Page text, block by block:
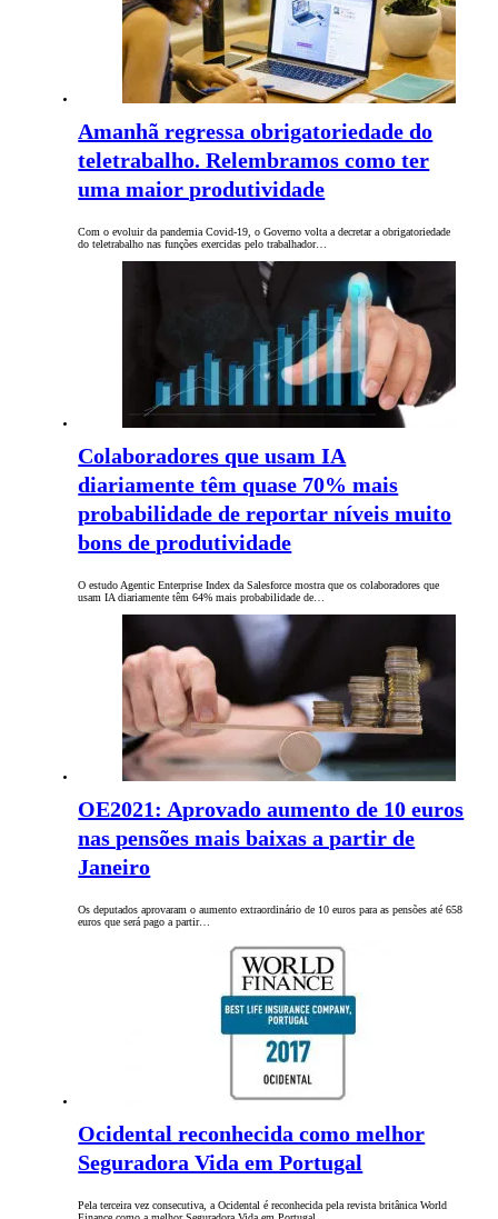
Amanhã regressa obrigatoriedade do
teletrabalho. Relembramos como ter
uma maior produtividade
Com o evoluir da pandemia Covid-19, o Governo volta a decretar a obrigatoriedade
do teletrabalho nas funções exercidas pelo trabalhador…
Colaboradores que usam IA
diariamente têm quase 70% mais
probabilidade de reportar níveis muito
bons de produtividade
O estudo Agentic Enterprise Index da Salesforce mostra que os colaboradores que
usam IA diariamente têm 64% mais probabilidade de…
OE2021: Aprovado aumento de 10 euros
nas pensões mais baixas a partir de
Janeiro
Os deputados aprovaram o aumento extraordinário de 10 euros para as pensões até 658
euros que será pago a partir…
Ocidental reconhecida como melhor
Seguradora Vida em Portugal
Pela terceira vez consecutiva, a Ocidental é reconhecida pela revista britânica World